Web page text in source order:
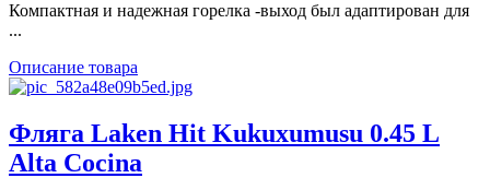
Компактная и надежная горелка -выход был адаптирован для
...
Описание товара
Фляга Laken Hit Kukuxumusu 0.45 L
Alta Cocina